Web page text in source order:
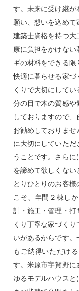
す。未来に受け継が
願い、想いを込めて
建築士資格を持つ大
康に負担をかけな
ギの材料をできる限
快適に暮らせる家づ
くりで大切にして
分の目で木の質感や
しておりますので
お勧めしておりませ
に大切にしていただ
うことです。さらに
を諦めて欲しくない
とりひとりのお客様
こそ、年間２棟し
計・施工・管理・打
くり丁寧な家づく
いがあるからです。
もご納得いただけ
す。米原市宇賀野に
ゆるモデルハウスと